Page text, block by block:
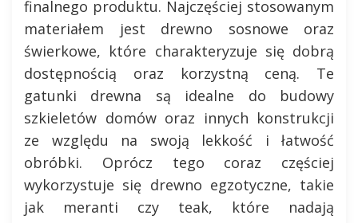
finalnego produktu. Najczęściej stosowanym
materiałem jest drewno sosnowe oraz
świerkowe, które charakteryzuje się dobrą
dostępnością oraz korzystną ceną. Te
gatunki drewna są idealne do budowy
szkieletów domów oraz innych konstrukcji
ze względu na swoją lekkość i łatwość
obróbki. Oprócz tego coraz częściej
wykorzystuje się drewno egzotyczne, takie
jak meranti czy teak, które nadają